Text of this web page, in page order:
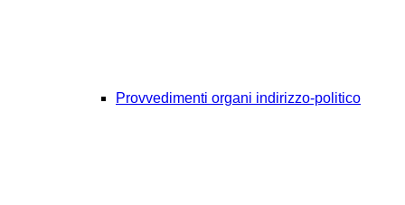
Provvedimenti organi indirizzo-politico